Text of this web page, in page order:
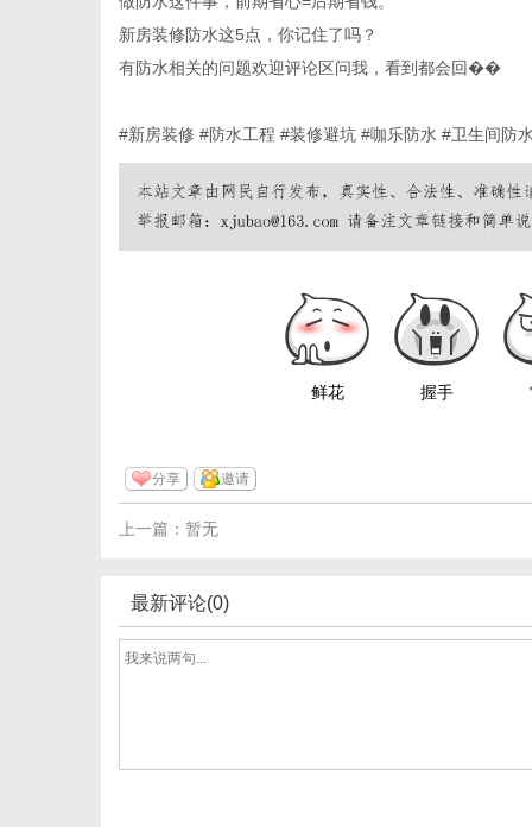
新房装修防水这5点，你记住了吗？
有防水相关的问题欢迎评论区问我，看到都会回��
#新房装修 #防水工程 #装修避坑 #咖乐防水 #卫生间防
鲜花 握手
分享 邀请
上一篇：暂无
最新评论(0)